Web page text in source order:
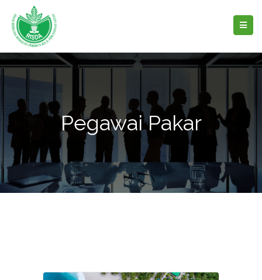
Pegawai Pakar